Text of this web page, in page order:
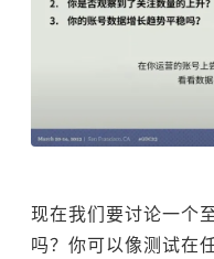
现在我们要讨论一个
吗？你可以像测试在